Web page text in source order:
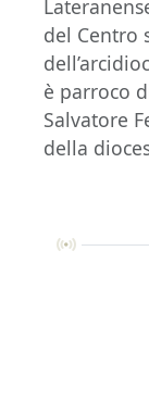
del Centro
è parroco
Salvatore
della